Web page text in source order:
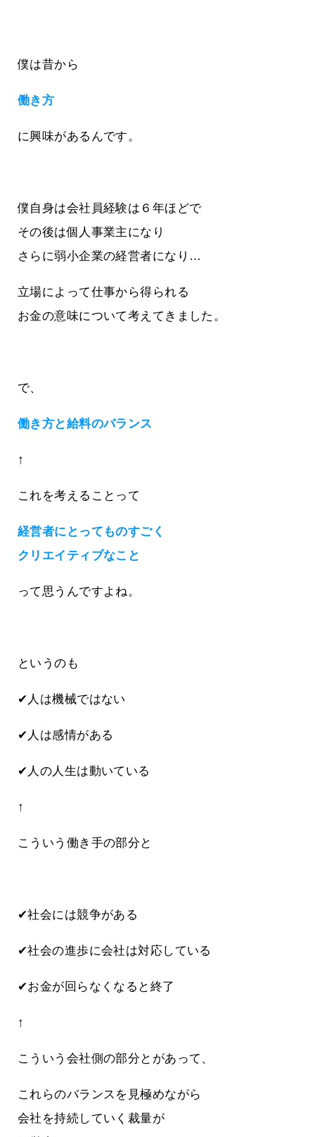
僕は昔から
働き方
に興味があるんです。
僕自身は会社員経験は６年ほどで
その後は個人事業主になり
さらに弱小企業の経営者になり…
立場によって仕事から得られる
お金の意味について考えてきました。
で、
働き方と給料のバランス
↑
これを考えることって
経営者にとってものすごく
クリエイティブなこと
って思うんですよね。
というのも
✔人は機械ではない
✔人は感情がある
✔人の人生は動いている
↑
こういう働き手の部分と
✔社会には競争がある
✔社会の進歩に会社は対応している
✔お金が回らなくなると終了
↑
こういう会社側の部分とがあって、
これらのバランスを見極めながら
会社を持続していく裁量が